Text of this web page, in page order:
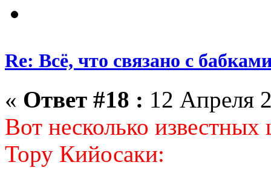
Re: Всё, что связано с
« Ответ #18 : 12 Апреля
Вот несколько известных
Тору Кийосаки: